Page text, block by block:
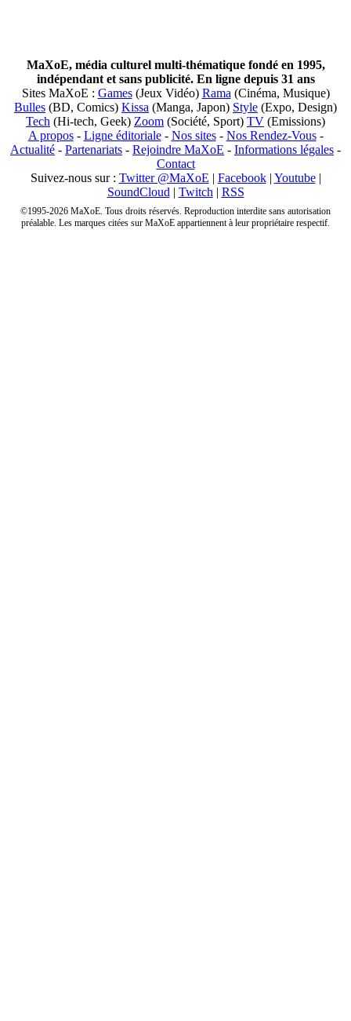
MaXoE, média culturel multi-thématique fondé en 1995,
indépendant et sans publicité. En ligne depuis 31 ans
Sites MaXoE : Games(Jeux Vidéo) Rama (Cinéma, Musique)
Bulles (BD, Comics) Kissa (Manga, Japon) Style (Expo, Design)
Tech (Hi-tech, Geek) Zoom (Société, Sport) TV (Emissions)
A propos- Ligne éditoriale- Nos sites- Nos Rendez-Vous-
Actualité - Partenariats - Rejoindre MaXoE - Informations légales -
Contact
Suivez-nous sur : Twitter @MaXoE | Facebook| Youtube|
SoundCloud | Twitch | RSS
©1995-2026 MaXoE. Tous droits réservés. Reproduction interdite sans autorisation
préalable. Les marques citées sur MaXoE appartiennent à leur propriétaire respectif.